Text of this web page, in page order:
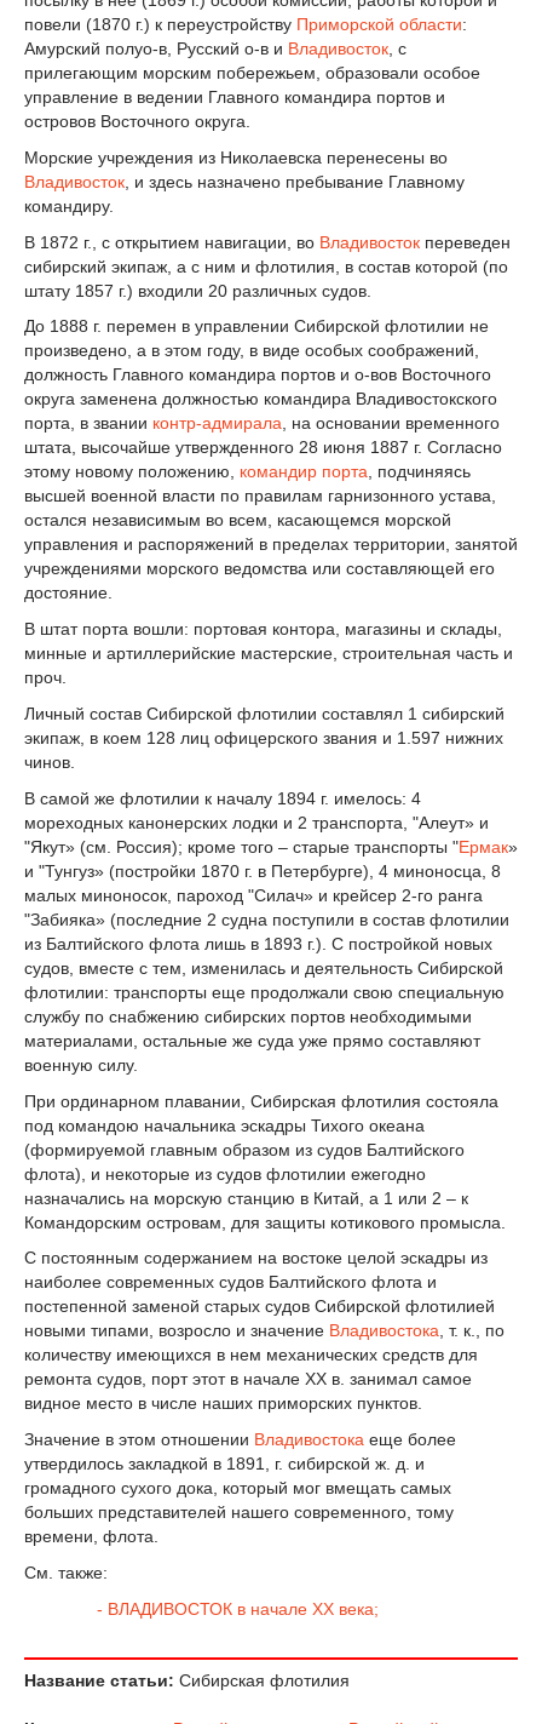
повели (1870 г.) к переустройству Приморской области:
Амурский полуо-в, Русский о-в и Владивосток , с
прилегающим морским побережьем, образовали особое
управление в ведении Главного командира портов и
островов Восточного округа.
Морские учреждения из Николаевска перенесены во
Владивосток , и здесь назначено пребывание Главному
командиру.
В 1872 г., с открытием навигации, во Владивосток переведен
сибирский экипаж, а с ним и флотилия, в состав которой (по
штату 1857 г.) входили 20 различных судов.
До 1888 г. перемен в управлении Сибирской флотилии не
произведено, а в этом году, в виде особых соображений,
должность Главного командира портов и о-вов Восточного
округа заменена должностью командира Владивостокского
порта, в звании контр-адмирала, на основании временного
штата, высочайше утвержденного 28 июня 1887 г. Согласно
этому новому положению, командир порта, подчиняясь
высшей военной власти по правилам гарнизонного устава,
остался независимым во всем, касающемся морской
управления и распоряжений в пределах территории, занятой
учреждениями морского ведомства или составляющей его
достояние.
В штат порта вошли: портовая контора, магазины и склады,
минные и артиллерийские мастерские, строительная часть и
проч.
Личный состав Сибирской флотилии составлял 1 сибирский
экипаж, в коем 128 лиц офицерского звания и 1.597 нижних
чинов.
В самой же флотилии к началу 1894 г. имелось: 4
мореходных канонерских лодки и 2 транспорта, "Алеут» и
"Якут» (см. Россия); кроме того – старые транспорты "Ермак»
и "Тунгуз» (постройки 1870 г. в Петербурге), 4 миноносца, 8
малых миноносок, пароход "Силач» и крейсер 2-го ранга
"Забияка» (последние 2 судна поступили в состав флотилии
из Балтийского флота лишь в 1893 г.). С постройкой новых
судов, вместе с тем, изменилась и деятельность Сибирской
флотилии: транспорты еще продолжали свою специальную
службу по снабжению сибирских портов необходимыми
материалами, остальные же суда уже прямо составляют
военную силу.
При ординарном плавании, Сибирская флотилия состояла
под командою начальника эскадры Тихого океана
(формируемой главным образом из судов Балтийского
флота), и некоторые из судов флотилии ежегодно
назначались на морскую станцию в Китай, а 1 или 2 – к
Командорским островам, для защиты котикового промысла.
С постоянным содержанием на востоке целой эскадры из
наиболее современных судов Балтийского флота и
постепенной заменой старых судов Сибирской флотилией
новыми типами, возросло и значение Владивостока, т. к., по
количеству имеющихся в нем механических средств для
ремонта судов, порт этот в начале XX в. занимал самое
видное место в числе наших приморских пунктов.
Значение в этом отношении Владивостока еще более
утвердилось закладкой в 1891, г. сибирской ж. д. и
громадного сухого дока, который мог вмещать самых
больших представителей нашего современного, тому
времени, флота.
См. также:
- ВЛАДИВОСТОК в начале XX века;
Название статьи: Сибирская флотилия